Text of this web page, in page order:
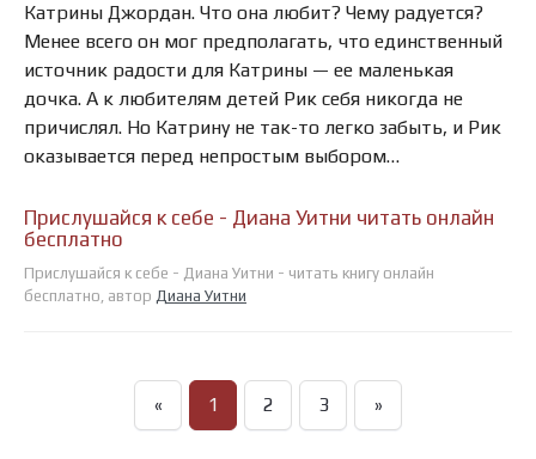
Катрины Джордан. Что она любит? Чему радуется?
Менее всего он мог предполагать, что единственный
источник радости для Катрины — ее маленькая
дочка. А к любителям детей Рик себя никогда не
причислял. Но Катрину не так-то легко забыть, и Рик
оказывается перед непростым выбором…
Прислушайся к себе - Диана Уитни читать онлайн
бесплатно
Прислушайся к себе - Диана Уитни - читать книгу онлайн
бесплатно, автор Диана Уитни
« 1 2 3 »